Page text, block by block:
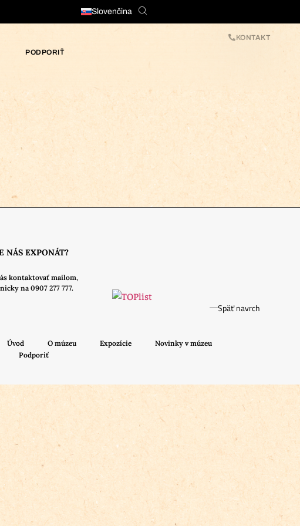
Slovenčina
PODPORIŤ
KONTAKT
NÁS EXPONÁT?
kontaktovať mailom,
na 0907 277 777.
Úvod O múzeu Expozície
Novinky v múzeu
Podporiť
Späť navrch